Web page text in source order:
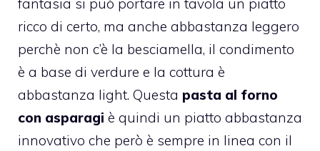
ricco di certo, ma anche abbastanza leggero
perchè non c’è la besciamella, il condimento
è a base di verdure e la cottura è
abbastanza light. Questa pasta al forno
con asparagi è quindi un piatto abbastanza
innovativo che però è sempre in linea con il